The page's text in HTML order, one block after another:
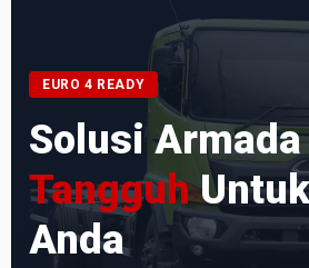
EURO 4 READY
Solusi Armada
Tangguh
Anda